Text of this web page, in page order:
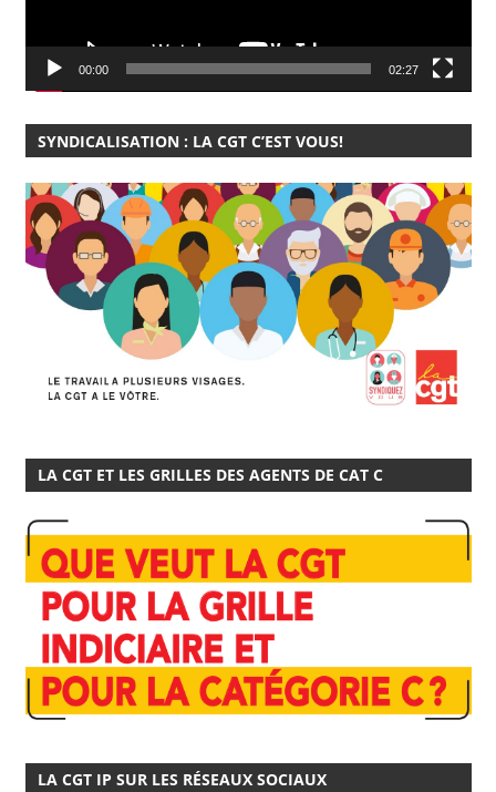
00:00 02:27
SYNDICALISATION : LA CGT C’EST VOUS!
LA CGT ET LES GRILLES DES AGENTS DE CAT C
LA CGT IP SUR LES RÉSEAUX SOCIAUX